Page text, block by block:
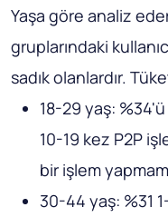
Yaşa göre analiz
gruplarındaki
sadık olanlardır.
18-29 yaş:
10-19 kez P2P
bir işlem
30-44 yaş: %31